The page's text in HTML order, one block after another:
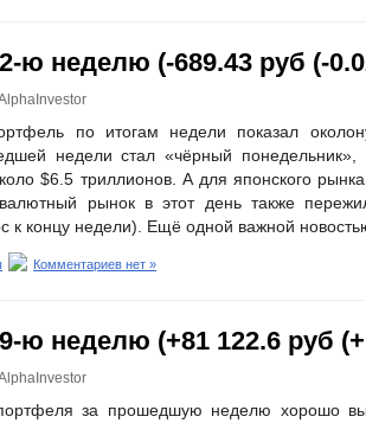
ю неделю (-689.43 руб (-
по итогам недели показал
недели стал «чёрный понедельник»,
$6.5 триллионов. А для японского
рынок в этот день также
к концу недели). Ещё одной важной
Комментариев нет »
ю неделю (+81 122.6 руб
портфеля за прошедшую неделю хорошо